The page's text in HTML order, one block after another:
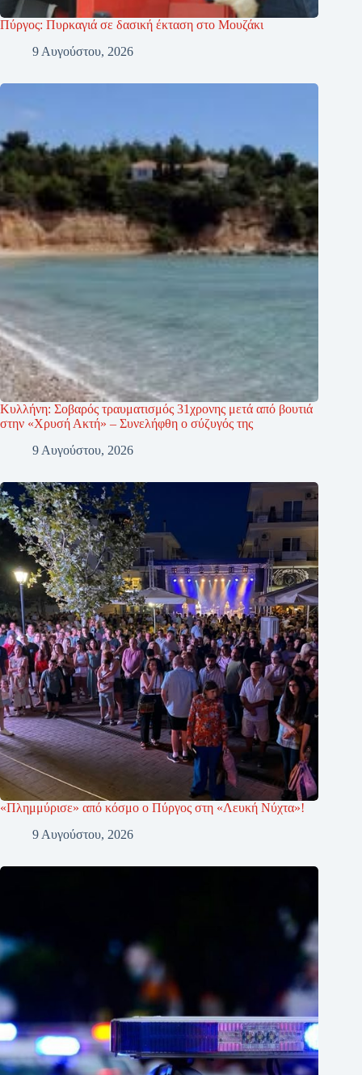
Πύργος: Πυρκαγιά σε δασική έκταση στο Μουζάκι
9 Αυγούστου, 2026
Κυλλήνη: Σοβαρός τραυματισμός 31χρονης μετά από βουτιά
στην «Χρυσή Ακτή» – Συνελήφθη ο σύζυγός της
9 Αυγούστου, 2026
«Πλημμύρισε» από κόσμο ο Πύργος στη «Λευκή Νύχτα»!
9 Αυγούστου, 2026